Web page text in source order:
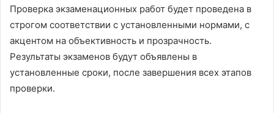
Проверка экзаменационных работ будет проведена в
строгом соответствии с установленными нормами, с
акцентом на объективность и прозрачность.
Результаты экзаменов будут объявлены в
установленные сроки, после завершения всех этапов
проверки.